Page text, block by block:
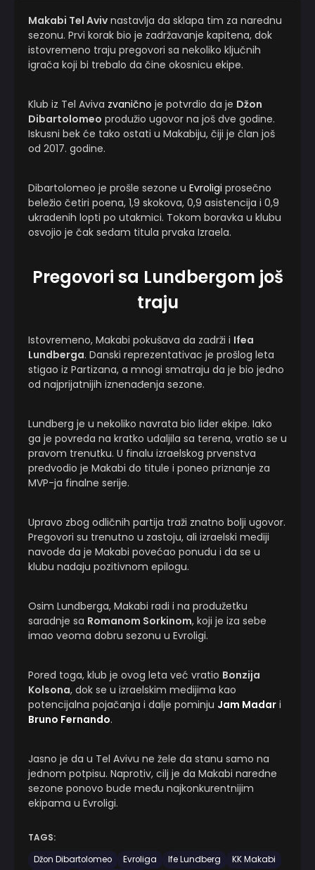
Makabi Tel Aviv nastavlja da sklapa tim za narednu
sezonu. Prvi korak bio je zadržavanje kapitena, dok
istovremeno traju pregovori sa nekoliko ključnih
igrača koji bi trebalo da čine okosnicu ekipe.
Klub iz Tel Aviva zvanično je potvrdio da je Džon
Dibartolomeo produžio ugovor na još dve godine.
Iskusni bek će tako ostati u Makabiju, čiji je član još
od 2017. godine.
Dibartolomeo je prošle sezone u Evroligi prosečno
beležio četiri poena, 1,9 skokova, 0,9 asistencija i 0,9
ukradenih lopti po utakmici. Tokom boravka u klubu
osvojio je čak sedam titula prvaka Izraela.
Pregovori sa Lundbergom još
traju
Istovremeno, Makabi pokušava da zadrži i Ifea
Lundberga. Danski reprezentativac je prošlog leta
stigao iz Partizana, a mnogi smatraju da je bio jedno
od najprijatnijih iznenađenja sezone.
Lundberg je u nekoliko navrata bio lider ekipe. Iako
ga je povreda na kratko udaljila sa terena, vratio se u
pravom trenutku. U finalu izraelskog prvenstva
predvodio je Makabi do titule i poneo priznanje za
MVP-ja finalne serije.
Upravo zbog odličnih partija traži znatno bolji ugovor.
Pregovori su trenutno u zastoju, ali izraelski mediji
navode da je Makabi povećao ponudu i da se u
klubu nadaju pozitivnom epilogu.
Osim Lundberga, Makabi radi i na produžetku
saradnje sa Romanom Sorkinom, koji je iza sebe
imao veoma dobru sezonu u Evroligi.
Pored toga, klub je ovog leta već vratio Bonzija
Kolsona, dok se u izraelskim medijima kao
potencijalna pojačanja i dalje pominju Jam Madar i
Bruno Fernando.
Jasno je da u Tel Avivu ne žele da stanu samo na
jednom potpisu. Naprotiv, cilj je da Makabi naredne
sezone ponovo bude među najkonkurentnijim
ekipama u Evroligi.
TAGS:
Džon Dibartolomeo
Evroliga Ife Lundberg KK Makabi